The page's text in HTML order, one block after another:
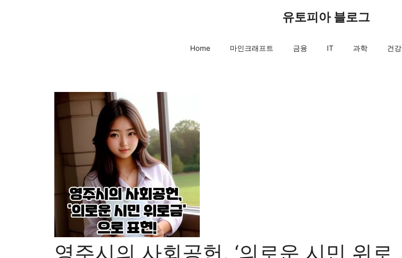
유토피아 블로그
Home 마인크래프트 금융 IT 과학 건강
영주시의 사회공헌, ‘의로운 시민 위로